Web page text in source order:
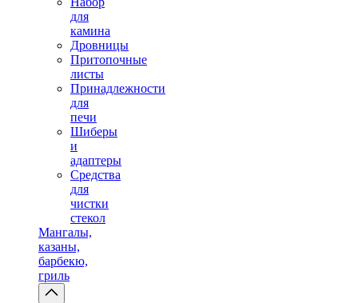
для
камина
Дровницы
Притопочные
листы
Принадлежности
для
печи
Шиберы
и
адаптеры
Средства
для
чистки
стекол
Мангалы,
казаны,
барбекю,
гриль